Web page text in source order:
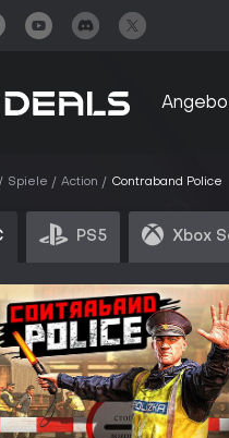
Spiele Action Contraband Police
PS5 Xbox